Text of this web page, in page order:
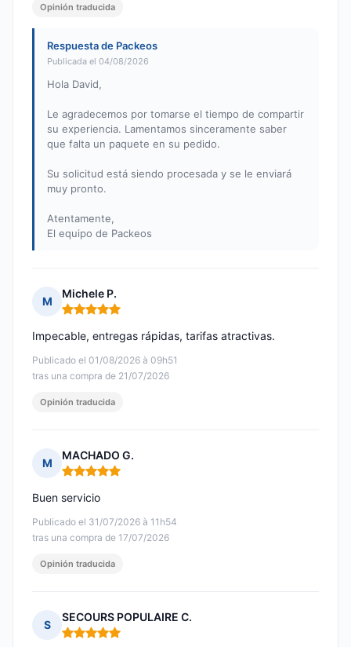
Opinión traducida
Respuesta de Packeos
Publicada el 04/08/2026
Hola David,
Le agradecemos por tomarse el tiempo de compartir
su experiencia. Lamentamos sinceramente saber
que falta un paquete en su pedido.
Su solicitud está siendo procesada y se le enviará
muy pronto.
Atentamente,
El equipo de Packeos
M
Michele P.
Nota: 5 de 5
Publicado el 01/08/2026 à 09h51
tras una compra de 21/07/2026
Impecable, entregas rápidas, tarifas atractivas.
Opinión traducida
M
MACHADO G.
Nota: 5 de 5
Publicado el 31/07/2026 à 11h54
tras una compra de 17/07/2026
Buen servicio
Opinión traducida
S
SECOURS POPULAIRE C.
Nota: 5 de 5